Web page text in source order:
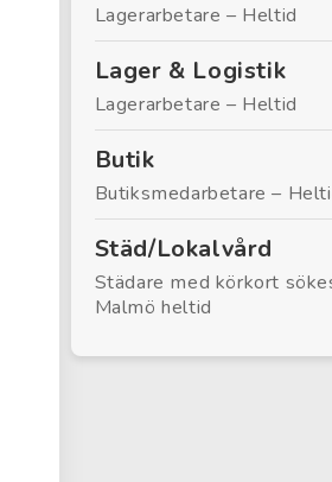
Lagerarbetare – Heltid
Lager & Logistik
Lagerarbetare – Heltid
Butik
Butiksmedarbetare –
Städ/Lokalvård
Städare med körkort
Malmö heltid